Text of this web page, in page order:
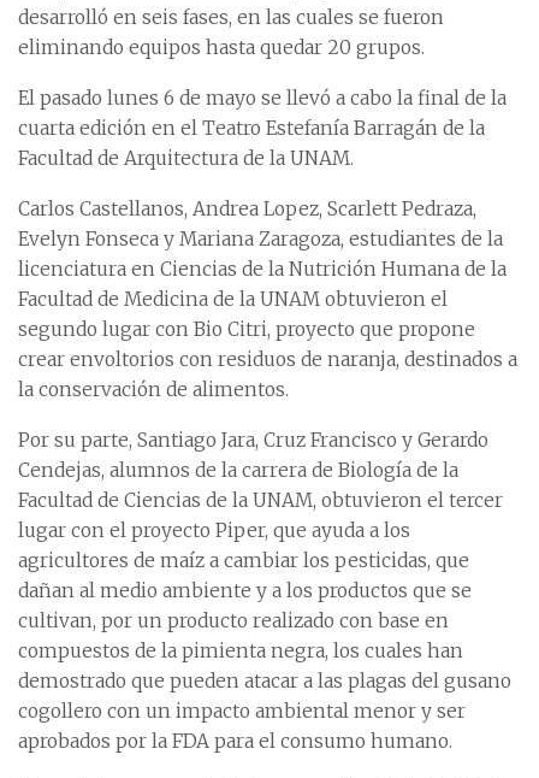
desarrolló en seis fases, en las cuales se fueron
eliminando equipos hasta quedar 20 grupos.
El pasado lunes 6 de mayo se llevó a cabo la final de la
cuarta edición en el Teatro Estefanía Barragán de la
Facultad de Arquitectura de la UNAM.
Carlos Castellanos, Andrea Lopez, Scarlett Pedraza,
Evelyn Fonseca y Mariana Zaragoza, estudiantes de la
licenciatura en Ciencias de la Nutrición Humana de la
Facultad de Medicina de la UNAM obtuvieron el
segundo lugar con Bio Citri, proyecto que propone
crear envoltorios con residuos de naranja, destinados a
la conservación de alimentos.
Por su parte, Santiago Jara, Cruz Francisco y Gerardo
Cendejas, alumnos de la carrera de Biología de la
Facultad de Ciencias de la UNAM, obtuvieron el tercer
lugar con el proyecto Piper, que ayuda a los
agricultores de maíz a cambiar los pesticidas, que
dañan al medio ambiente y a los productos que se
cultivan, por un producto realizado con base en
compuestos de la pimienta negra, los cuales han
demostrado que pueden atacar a las plagas del gusano
cogollero con un impacto ambiental menor y ser
aprobados por la FDA para el consumo humano.